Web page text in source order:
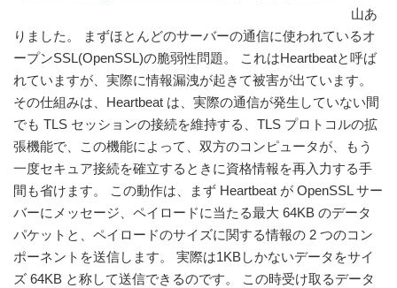
山あ
りました。 まずほとんどのサーバーの通信に使われているオ
ープンSSL(OpenSSL)の脆弱性問題。 これはHeartbeatと呼ば
れていますが、実際に情報漏洩が起きて被害が出ています。
その仕組みは、Heartbeat は、実際の通信が発生していない間
でも TLS セッションの接続を維持する、TLS プロトコルの拡
張機能で、この機能によって、双方のコンピュータが、もう
一度セキュア接続を確立するときに資格情報を再入力する手
間も省けます。 この動作は、まず Heartbeat が OpenSSL サー
バーにメッセージ、ペイロードに当たる最大 64KB のデータ
パケットと、ペイロードのサイズに関する情報の 2 つのコン
ポーネントを送信します。 実際は1KBしかないデータをサイ
ズ 64KB と称して送信できるのです。 この時受け取るデータ